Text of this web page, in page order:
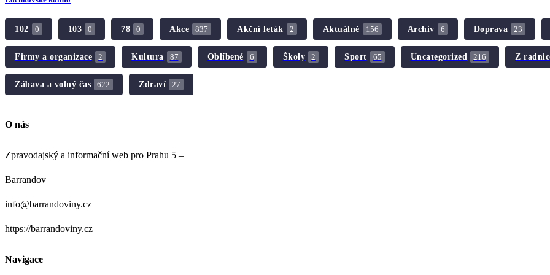
102 0 103 0 78 0 Akce 837 Akční leták 2 Aktuálně 156 Archiv 6 Doprava 23
Firmy a organizace 2 Kultura 87 Oblíbené 6 Školy 2 Sport 65 Uncategorized 216 Z
Zábava a volný čas 622 Zdraví 27
O nás
Zpravodajský a informační web pro Prahu 5 –
Barrandov
info@barrandoviny.cz
https://barrandoviny.cz
Navigace